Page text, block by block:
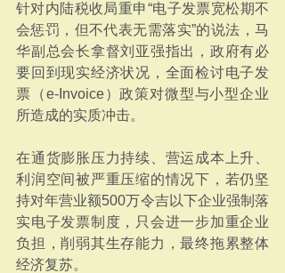
针对内陆税收局重申“电子发票宽松期不
会惩罚，但不代表无需落实”的说法，马
华副总会长拿督刘亚强指出，政府有必
要回到现实经济状况，全面检讨电子发
票（e-Invoice）政策对微型与小型企业
所造成的实质冲击。
在通货膨胀压力持续、营运成本上升、
利润空间被严重压缩的情况下，若仍坚
持对年营业额500万令吉以下企业强制落
实电子发票制度，只会进一步加重企业
负担，削弱其生存能力，最终拖累整体
经济复苏。